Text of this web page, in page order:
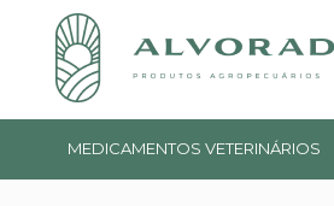
MEDICAMENTOS VETERINÁRIOS